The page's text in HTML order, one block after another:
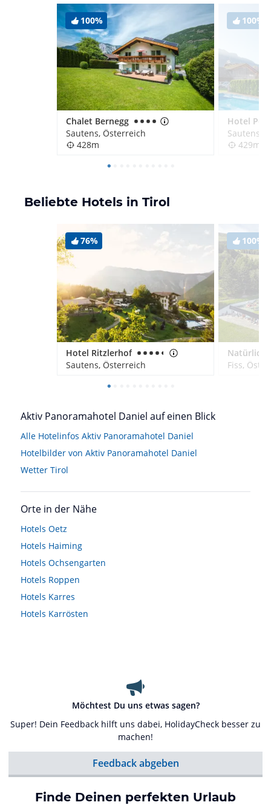
100%
Chalet Bernegg
Sautens, Österreich
428m
100%
Hotel Post
Sautens,
429m
Beliebte Hotels in Tirol
76%
Hotel Ritzlerhof
Sautens, Österreich
100%
Fiss,
Aktiv Panoramahotel Daniel auf einen Blick
Alle Hotelinfos Aktiv Panoramahotel Daniel
Hotelbilder von Aktiv Panoramahotel Daniel
Wetter Tirol
Orte in der Nähe
Hotels Oetz
Hotels Haiming
Hotels Ochsengarten
Hotels Roppen
Hotels Karres
Hotels Karrösten
Möchtest Du uns etwas sagen?
Super! Dein Feedback hilft uns dabei, HolidayCheck besser zu
machen!
Feedback abgeben
Finde Deinen perfekten Urlaub